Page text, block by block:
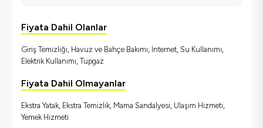
Fiyata Dahil Olanlar
Giriş Temizliği, Havuz ve Bahçe Bakımı, İnternet, Su Kullanımı,
Elektrik Kullanımı, Tüpgaz
Fiyata Dahil Olmayanlar
Ekstra Yatak, Ekstra Temizlik, Mama Sandalyesi, Ulaşım Hizmeti,
Yemek Hizmeti